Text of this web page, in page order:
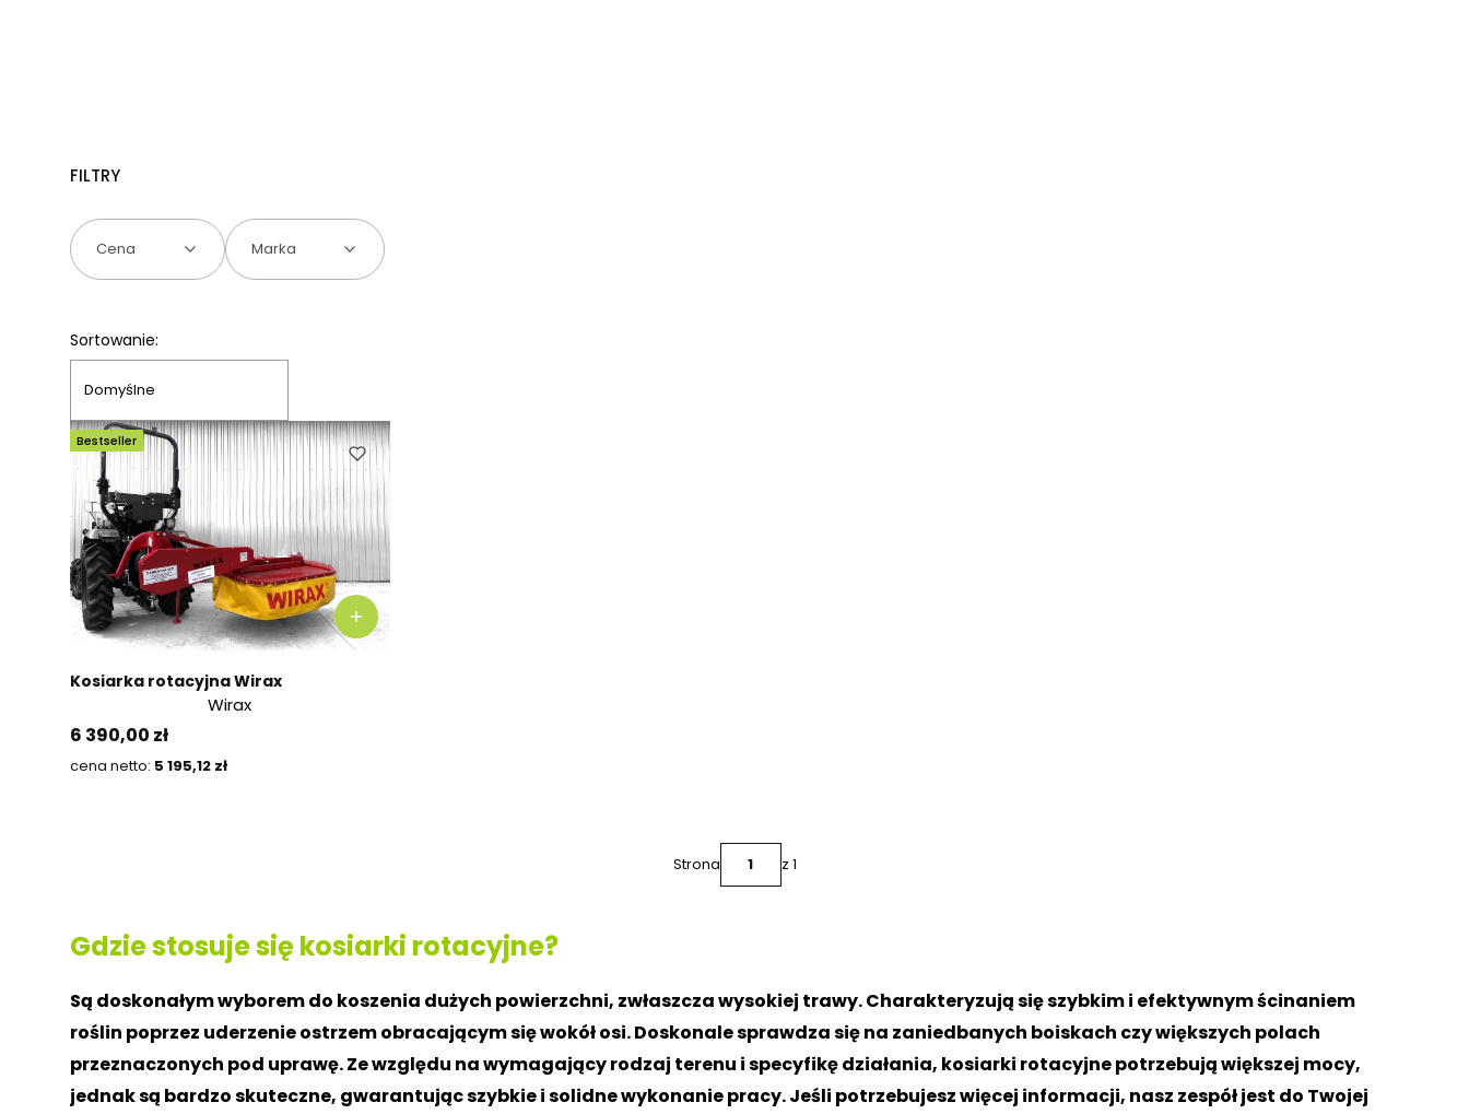
FILTRY
Cena Marka
Lista produktów
Sortowanie:
Domyślne
Bestseller
Kosiarka rotacyjna Wirax
Wirax
Cena
6 390,00 zł
Cena
5 195,12 zł
Strona z 1
Gdzie stosuje się kosiarki rotacyjne?
Są doskonałym wyborem do koszenia dużych powierzchni, zwłaszcza wysokiej trawy. Charakteryzują się szybkim i efektywnym ścinaniem
roślin poprzez uderzenie ostrzem obracającym się wokół osi. Doskonale sprawdza się na zaniedbanych boiskach czy większych polach
przeznaczonych pod uprawę. Ze względu na wymagający rodzaj terenu i specyfikę działania, kosiarki rotacyjne potrzebują większej mocy,
jednak są bardzo skuteczne, gwarantując szybkie i solidne wykonanie pracy. Jeśli potrzebujesz więcej informacji, nasz zespół jest do Twojej